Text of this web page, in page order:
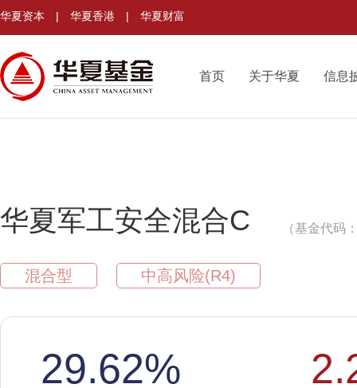
华夏资本 | 华夏香港 | 华夏财富
首页 关于华夏 信息
华夏军工安全混合C （基金代码
混合型 中高风险(R4)
29.62%